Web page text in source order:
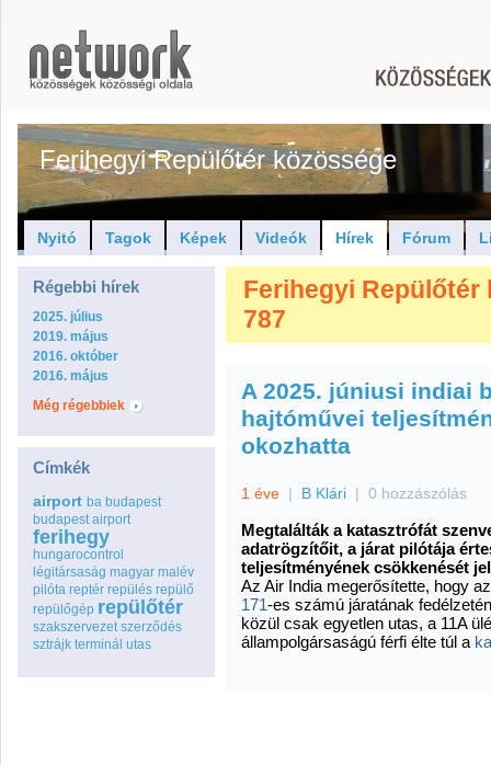
Ferihegyi Repülőtér közössége
Nyitó Tagok Képek Videók Hírek Fórum
Régebbi hírek
2025. július
2019. május
2016. október
2016. május
Még régebbiek
Címkék
airport ba budapest
budapest airport
ferihegy
hungarocontrol
légitársaság magyar malév
pilóta reptér repülés repülő
repülőgép repülőtér
szakszervezet szerződés
sztrájk terminál utas
Ferihegyi Repülőtér
787
A 2025. júniusi indiai
hajtóművei
okozhatta
1 éve | B Klári | 0 hozzászólás
Megtalálták a katasztrófát
adatrögzítőit, a járat pilótája
teljesítményének csökkenését
Az Air India megerősítette, hogy
171-es számú járatának
közül csak egyetlen utas, a 11A
állampolgársaságú férfi élte túl a